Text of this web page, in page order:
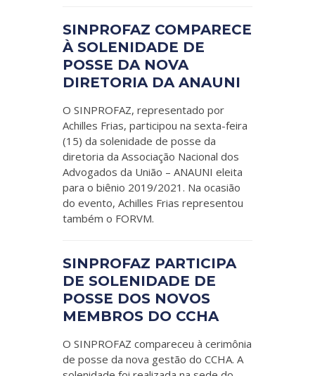
SINPROFAZ COMPARECE
À SOLENIDADE DE
POSSE DA NOVA
DIRETORIA DA ANAUNI
O SINPROFAZ, representado por
Achilles Frias, participou na sexta-feira
(15) da solenidade de posse da
diretoria da Associação Nacional dos
Advogados da União – ANAUNI eleita
para o biênio 2019/2021. Na ocasião
do evento, Achilles Frias representou
também o FORVM.
SINPROFAZ PARTICIPA
DE SOLENIDADE DE
POSSE DOS NOVOS
MEMBROS DO CCHA
O SINPROFAZ compareceu à cerimônia
de posse da nova gestão do CCHA. A